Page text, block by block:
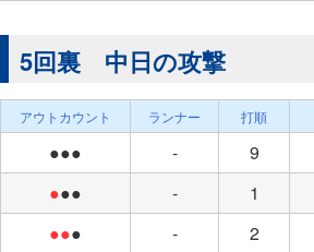
5回裏 中日の攻撃
アウトカウント ランナー 打順
●●● - 9
●●● - 1
●●● - 2